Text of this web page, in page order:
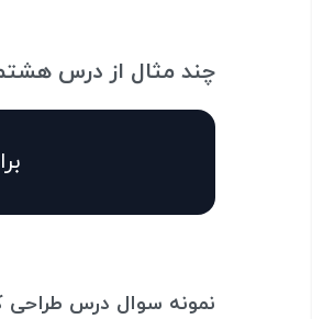
چند مثال از درس
نمونه سوال درس طراحی